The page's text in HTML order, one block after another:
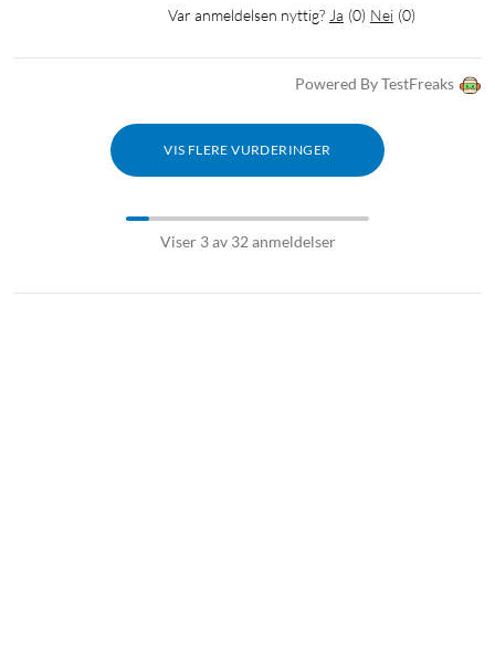
Var anmeldelsen nyttig? Ja (0) Nei (0)
Powered By TestFreaks
VIS FLERE VURDERINGER
Viser 3 av 32 anmeldelser